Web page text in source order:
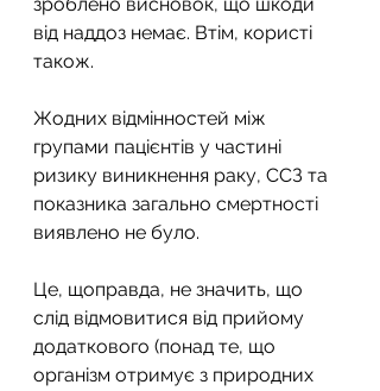
від наддоз немає. Втім, користі
також.
Жодних відмінностей між
групами пацієнтів у частині
ризику виникнення раку, ССЗ та
показника загально смертності
виявлено не було.
Це, щоправда, не значить, що
слід відмовитися від прийому
додаткового (понад те, що
організм отримує з природних